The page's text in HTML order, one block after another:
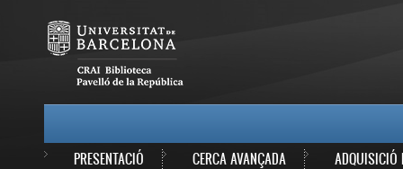
PRESENTACIÓ CERCA AVANÇADA ADQUISICIÓ